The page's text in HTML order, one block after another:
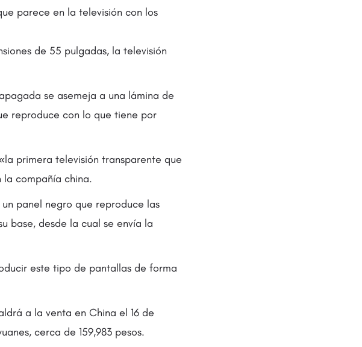
parece en la televisión con los
de 55 pulgadas, la televisión
se asemeja a una lámina de
reproduce con lo que tiene por
primera televisión transparente que
la compañía china.
panel negro que reproduce las
base, desde la cual se envía la
este tipo de pantallas de forma
a la venta en China el 16 de
cerca de 159,983 pesos.